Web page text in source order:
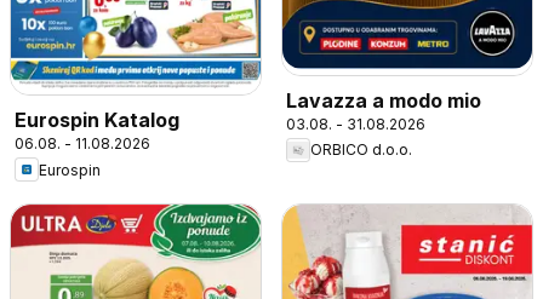
Eurospin Katalog
06.08. - 11.08.2026
Eurospin
Lavazza a modo mio
03.08. - 31.08.2026
ORBICO d.o.o.